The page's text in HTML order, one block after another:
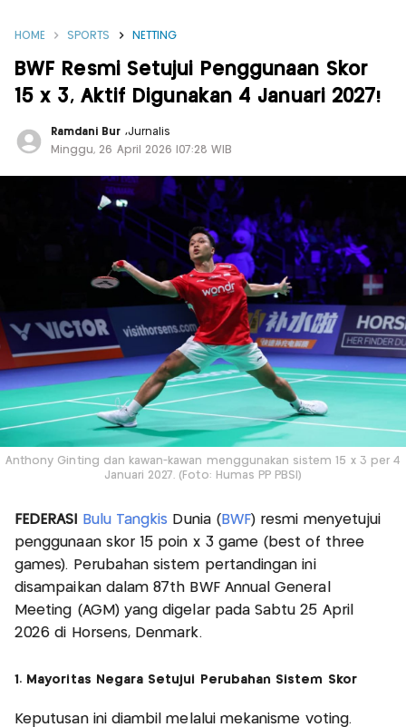
HOME SPORTS NETTING
BWF Resmi Setujui Penggunaan Skor
15 x 3, Aktif Digunakan 4 Januari 2027!
Ramdani Bur ,Jurnalis
Minggu, 26 April 2026 |07:28 WIB
Anthony Ginting dan kawan-kawan menggunakan sistem 15 x 3 per 4
Januari 2027. (Foto: Humas PP PBSI)
FEDERASI Bulu Tangkis Dunia ( BWF) resmi menyetujui
penggunaan skor 15 poin x 3 game (best of three
games). Perubahan sistem pertandingan ini
disampaikan dalam 87th BWF Annual General
Meeting (AGM) yang digelar pada Sabtu 25 April
2026 di Horsens, Denmark.
1. Mayoritas Negara Setujui Perubahan Sistem Skor
Keputusan ini diambil melalui mekanisme voting.